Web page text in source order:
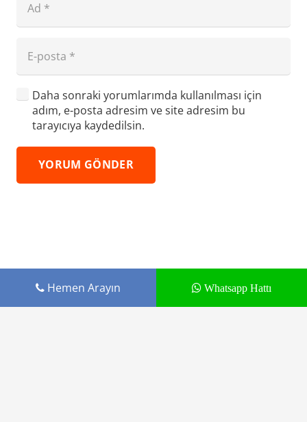
Daha sonraki yorumlarımda kullanılması için
adım, e-posta adresim ve site adresim bu
tarayıcıya kaydedilsin.
YORUM GÖNDER
Hemen Arayın Whatsapp Hattı